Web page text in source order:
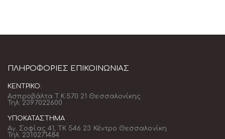
ΠΛΗΡΟΦΟΡΊΕΣ ΕΠΙΚΟΙΝΩΝΊΑΣ
ΚΕΝΤΡΙΚΌ:
Ασπροβάλτα Τ.Κ.570 21 Θεσσαλονίκης
Τηλ: 2397022600
ΥΠΟΚΑΤΆΣΤΗΜΑ
Αγ. Σοφίας 41, ΤΚ 546 23 Κέντρο Θεσσαλονίκη
Τηλ: 2310271484